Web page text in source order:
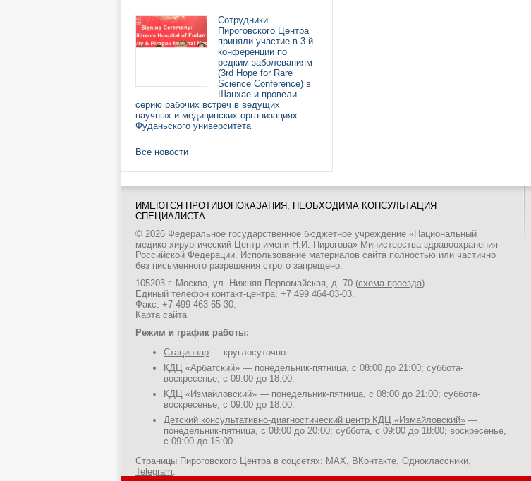
Сотрудники
Пироговского Центра
приняли участие в 3-й
конференции по
редким заболеваниям
(3rd Hope for Rare
Science Conference) в
Шанхае и провели
серию рабочих встреч в ведущих
научных и медицинских организациях
Фуданьского университета
Все новости
ИМЕЮТСЯ ПРОТИВОПОКАЗАНИЯ, НЕОБХОДИМА КОНСУЛЬТАЦИЯ
СПЕЦИАЛИСТА.
© 2026 Федеральное государственное бюджетное учреждение «Национальный
медико-хирургический Центр имени Н.И. Пирогова» Министерства здравоохранения
Российской Федерации. Использование материалов сайта полностью или частично
без письменного разрешения строго запрещено.
105203 г. Москва, ул. Нижняя Первомайская, д. 70 (схема проезда).
Единый телефон контакт-центра: +7 499 464-03-03.
Факс: +7 499 463-65-30.
Карта сайта
Режим и график работы:
Стационар — круглосуточно.
КДЦ «Арбатский» — понедельник-пятница, с 08:00 до 21:00; суббота-
воскресенье, с 09:00 до 18:00.
КДЦ «Измайловский» — понедельник-пятница, с 08:00 до 21:00; суббота-
воскресенье, с 09:00 до 18:00.
Детский консультативно-диагностический центр КДЦ «Измайловский» —
понедельник-пятница, с 08:00 до 20:00; суббота, с 09:00 до 18:00; воскресенье,
с 09:00 до 15:00.
Страницы Пироговского Центра в соцсетях: MAX ВКонтакте Одноклассники
Telegram